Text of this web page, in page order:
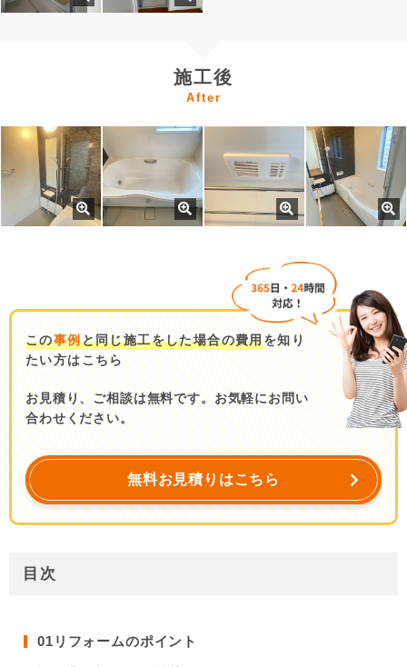
施工後
After
この事例と同じ施工をした場合の費用を知り
たい方はこちら
お見積り、ご相談は無料です。お気軽にお問い
合わせください。
無料お見積りはこちら
目次
01 リフォームのポイント